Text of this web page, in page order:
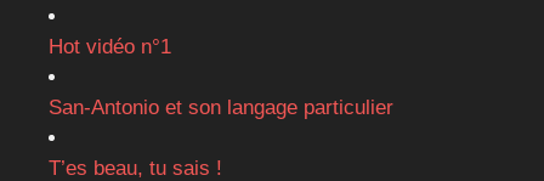
Hot vidéo n°1
San-Antonio et son langage particulier
T’es beau, tu sais !